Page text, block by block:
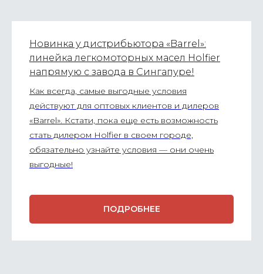
Новинка у дистрибьютора «Barrel»:
линейка легкомоторных масел Holfier
напрямую с завода в Сингапуре!
Как всегда, самые выгодные условия
действуют для оптовых клиентов и дилеров
«Barrel». Кстати, пока еще есть возможность
стать дилером Holfier в своем городе,
обязательно узнайте условия — они очень
выгодные!
ПОДРОБНЕЕ